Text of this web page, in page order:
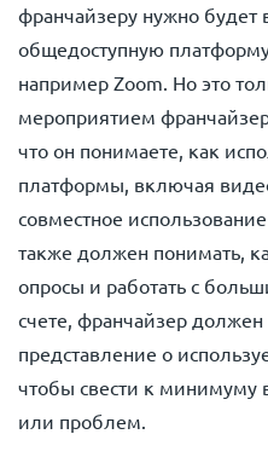
франчайзеру нужно будет
общедоступную
например Zoom. Но это
мероприятием
что он понимаете, как
платформы, включая
совместное
также должен понимать,
опросы и работать с
счете, франчайзер
представление о
чтобы свести к минимуму
или проблем.